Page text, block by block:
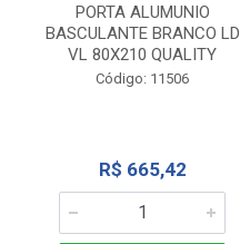
PORTA ALUMUNIO
BASCULANTE BRANCO LD
VL 80X210 QUALITY
Código: 11506
R$ 665,42